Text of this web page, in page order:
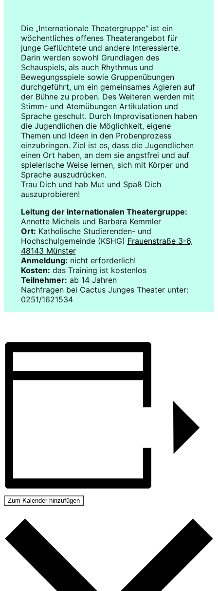
Die „Internationale Theatergruppe“ ist ein
wöchentliches offenes Theaterangebot für
junge Geflüchtete und andere Interessierte.
Darin werden sowohl Grundlagen des
Schauspiels, als auch Rhythmus und
Bewegungsspiele sowie Gruppenübungen
durchgeführt, um ein gemeinsames Agieren auf
der Bühne zu proben. Des Weiteren werden mit
Stimm- und Atemübungen Artikulation und
Sprache geschult. Durch Improvisationen haben
die Jugendlichen die Möglichkeit, eigene
Themen und Ideen in den Probenprozess
einzubringen. Ziel ist es, dass die Jugendlichen
einen Ort haben, an dem sie angstfrei und auf
spielerische Weise lernen, sich mit Körper und
Sprache auszudrücken.
Trau Dich und hab Mut und Spaß Dich
auszuprobieren!
Leitung der internationalen Theatergruppe:
Annette Michels und Barbara Kemmler
Ort: Katholische Studierenden- und
Hochschulgemeinde (KSHG) Frauenstraße 3-6,
48143 Münster
Anmeldung: nicht erforderlich!
Kosten: das Training ist kostenlos
Teilnehmer: ab 14 Jahren
Nachfragen bei Cactus Junges Theater unter:
0251/1621534
Zum Kalender hinzufügen